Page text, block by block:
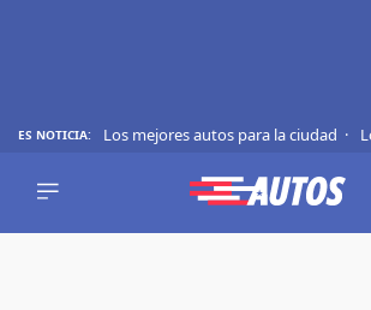
ES NOTICIA: Los mejores autos para la ciudad
REVIEWS